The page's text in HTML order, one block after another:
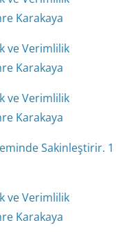
Karakaya
ve Verimlilik
Karakaya
ve Verimlilik
Karakaya
Sakinleştirir. 1
ve Verimlilik
Karakaya